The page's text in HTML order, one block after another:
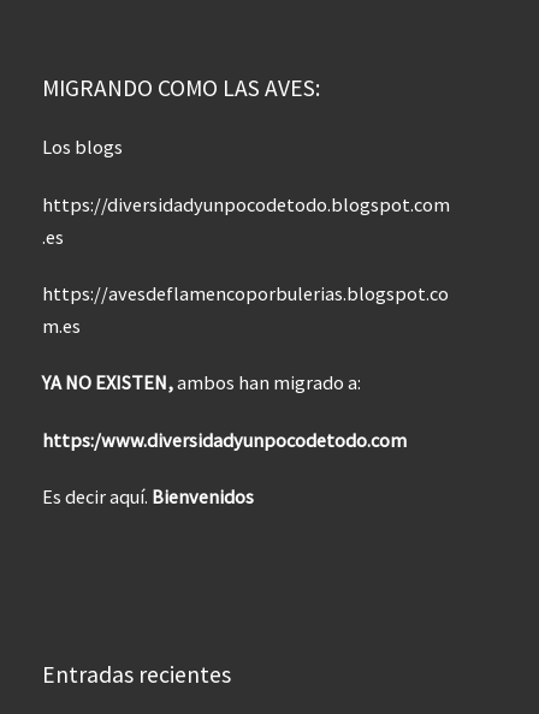
MIGRANDO COMO LAS AVES:
Los blogs
https://diversidadyunpocodetodo.blogspot.com
.es
https://avesdeflamencoporbulerias.blogspot.co
m.es
YA NO EXISTEN,ambos han migrado a:
https:/www.diversidadyunpocodetodo.com
Es decir aquí. Bienvenidos
Entradas recientes